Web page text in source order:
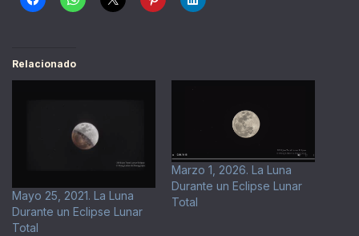
Relacionado
Mayo 25, 2021. La Luna
Durante un Eclipse Lunar
Total
Marzo 1, 2026. La Luna
Durante un Eclipse Lunar
Total